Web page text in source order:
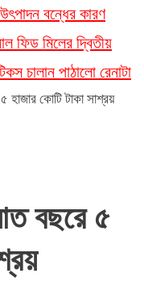
উৎপাদন বন্ধের কারণ
ফিড মিলের দ্বিতীয়
চালান পাঠালো রেনাটা
হাজার কোটি টাকা সাশ্রয়
বছরে ৫